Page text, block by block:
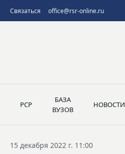
Связаться office@rsr-online.ru
РСР
БАЗА
ВУЗОВ
НОВОСТИ
15 декабря 2022 г. 11:00